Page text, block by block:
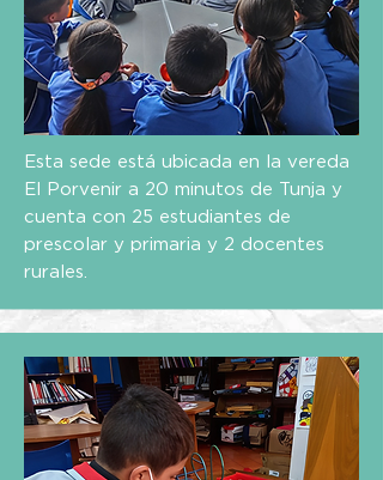
Esta sede está ubicada en la vereda
El Porvenir a 20 minutos de Tunja y
cuenta con 25 estudiantes de
prescolar y primaria y 2 docentes
rurales.